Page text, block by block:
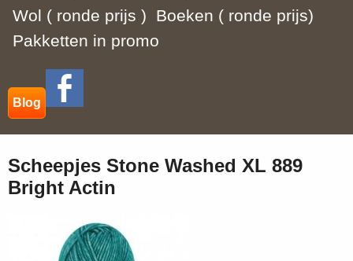
Wol ( ronde prijs )
Boeken ( ronde prijs)
Pakketten in promo
Blog
Scheepjes Stone Washed XL 889
Bright Actin